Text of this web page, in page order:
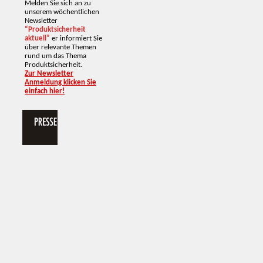
Melden Sie sich an zu
unserem wöchentlichen
Newsletter
“Produktsicherheit
aktuell” er informiert Sie
über relevante Themen
rund um das Thema
Produktsicherheit.
Zur Newsletter
Anmeldung klicken Sie
einfach hier!